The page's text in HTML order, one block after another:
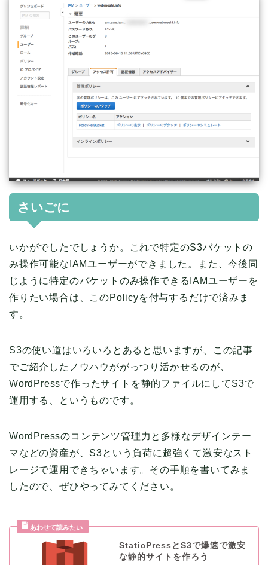
さいごに
いかがでしたでしょうか。これで特定のS3バケットの
み操作可能なIAMユーザーができました。また、今後同
じように特定のバケットのみ操作できるIAMユーザーを
作りたい場合は、このPolicyを付与するだけで済みま
す。
S3の使い道はいろいろとあると思いますが、この記事
でご紹介したノウハウががっつり活かせるのが、
WordPressで作ったサイトを静的ファイルにしてS3で
運用する、というものです。
WordPressのコンテンツ管理力と多様なデザインテー
マなどの資産が、S3という負荷に超強くて激安なスト
レージで運用できちゃいます。その手順を書いてみま
したので、ぜひやってみてください。
StaticPressとS3で爆速で激安
な静的サイトを作ろう